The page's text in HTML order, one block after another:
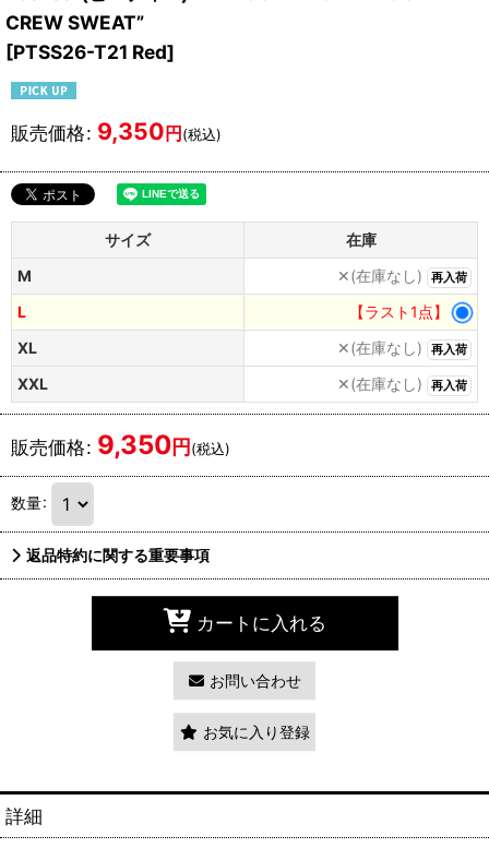
CREW SWEAT”
[PTSS26-T21 Red]
販売価格: 9,350円(税込)
サイズ
在庫
M
✕(在庫なし) 再入荷
L
【ラスト1点】
XL
✕(在庫なし) 再入荷
XXL ✕(在庫なし) 再入荷
販売価格: 9,350円(税込)
数量:
返品特約に関する重要事項
カートに入れる
お問い合わせ
お気に入り登録
詳細